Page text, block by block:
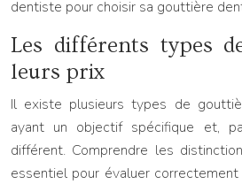
dentiste pour choisir sa gouttière
Les différents types
leurs prix
Il existe plusieurs types de
ayant un objectif spécifique et,
différent. Comprendre les
essentiel pour évaluer